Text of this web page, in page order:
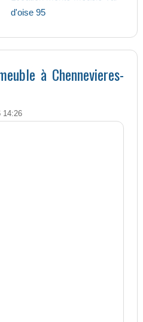
d'oise 95
à Chennevieres-
14:26